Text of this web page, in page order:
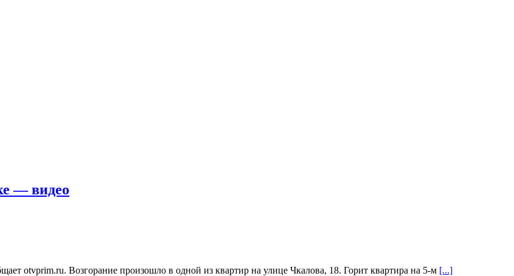
— видео
otvprim.ru. Возгорание произошло в одной из квартир на улице Чкалова, 18. Горит квартира на 5-м [...]